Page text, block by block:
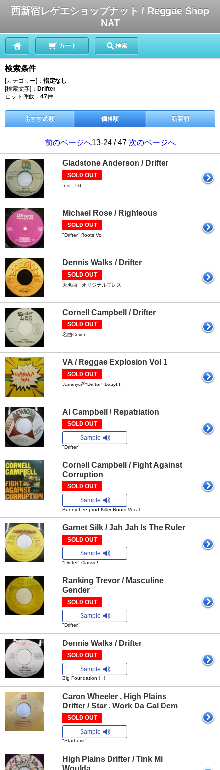
西新宿レゲエショップナット / Reggae Shop
NAT
カート 検索
検索条件
[カテゴリー]： 指定なし
[検索文字]： Drifter
ヒット件数： 47件
おすすめ順 価格順 新着順
前のページへ13-24 / 47 次のページへ
Gladstone Anderson / Drifter
SOLD OUT
Inst , DJ
Michael Rose / Righteous
SOLD OUT
"Drifter" Roots Vo
Dennis Walks / Drifter
SOLD OUT
大名曲 オリジナルプレス
Cornell Campbell / Drifter
SOLD OUT
名曲Cover!
VA / Reggae Explosion Vol 1
SOLD OUT
Jammys産"Drifter" 1way!!!!
Al Campbell / Repatriation
SOLD OUT
Sample
"Drifter"
Cornell Campbell / Fight Against
Corruption
SOLD OUT
Sample
Bunny Lee prod Killer Roots Vocal
Garnet Silk / Jah Jah Is The Ruler
SOLD OUT
Sample
"Drifter" Classic!
Ranking Trevor / Masculine
Gender
SOLD OUT
Sample
"Drifter"
Dennis Walks / Drifter
SOLD OUT
Sample
Big Foundation！！
Caron Wheeler , High Plains
Drifter / Star , Work Da Gal Dem
SOLD OUT
Sample
"Starburst"
High Plains Drifter / Tink Mi
Woulda